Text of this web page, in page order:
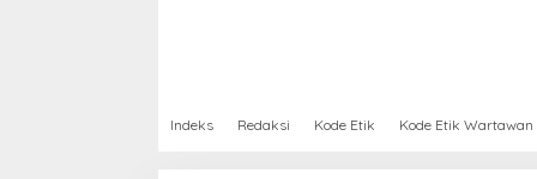
Indeks Redaksi Kode Etik Kode Etik Wartawan